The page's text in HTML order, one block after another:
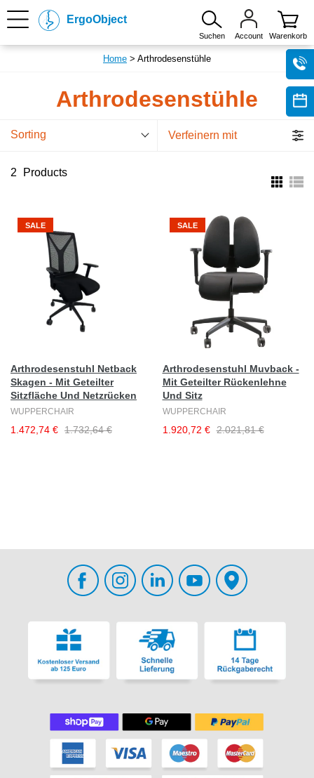
ErgoObject
Suchen Account Warenkorb
Home > Arthrodesenstühle
Arthrodesenstühle
Sorting Verfeinern mit
2 Products
SALE
Arthrodesenstuhl Netback
Skagen - Mit Geteilter
Sitzfläche Und Netzrücken
WUPPERCHAIR
1.472,74 € 1.732,64 €
SALE
Arthrodesenstuhl Muvback -
Mit Geteilter Rückenlehne
Und Sitz
WUPPERCHAIR
1.920,72 € 2.021,81 €